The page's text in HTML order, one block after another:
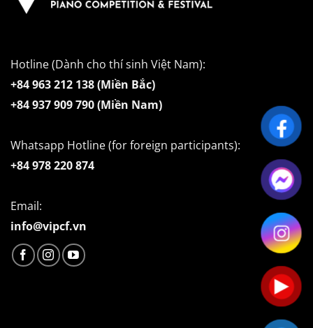
Hotline (Dành cho thí sinh Việt Nam):
+84 963 212 138 (Miền Bắc)
+84 937 909 790 (Miền Nam)
Whatsapp Hotline (for foreign participants):
+84 978 220 874
Email:
info@vipcf.vn